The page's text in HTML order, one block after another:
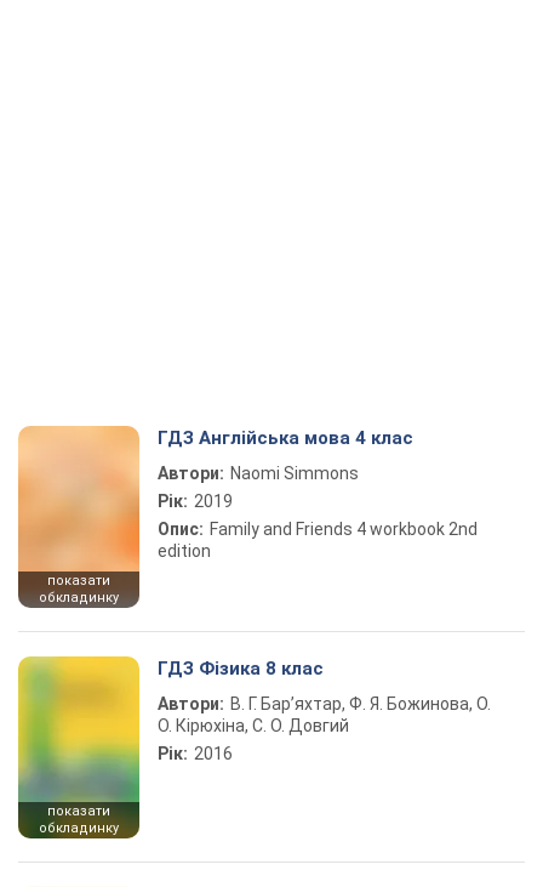
показати
обкладинку
ГДЗ Англійська мова 4 клас
Автори: Naomi Simmons
Рік: 2019
Опис: Family and Friends 4 workbook 2nd
edition
показати
обкладинку
ГДЗ Фізика 8 клас
Автори: В. Г. Бар’яхтар, Ф. Я. Божинова, О.
О. Кірюхіна, С. О. Довгий
Рік: 2016